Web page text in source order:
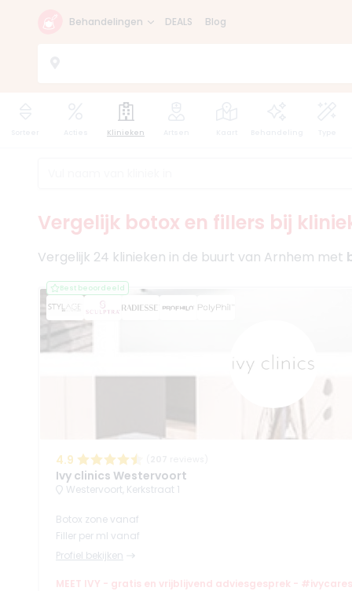
Behandelingen DEALS Blog
Klinieken
Vergelijk botox en fillers bij
Vergelijk 24 klinieken in de buurt van Arnhem met
Best beoordeeld
4.9
Ivy clinics Westervoort
Westervoort, Kerkstraat 1
Botox zone vanaf
Filler per ml vanaf
Profiel bekijken
MEET IVY - gratis en vrijblijvend adviesgesprek - #ivycares